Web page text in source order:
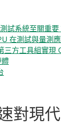
試系統至關重要
在測試與量測
三方工具組實現
對現代